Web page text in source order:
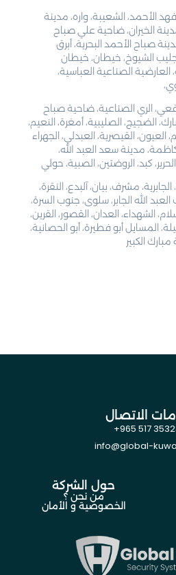
الأحمد، الشعيبة، واره، مدينة
الخيران، ضاحية علي صباح
صباح الأحمد البحرية، أبرق
جليب الشيوخ، خيطان، خيطان
العارضية الصناعية العباسية،
الري الصناعية، ضاحية صباح
الضجيج، الصليبية، أمغرة، النعيم،
العيون، القيصرية، العبدلي، الجهراء
مدينة سعد العبد الله،
كبد، الروضتين، الصبية، حولي
مشرف، بيان، آلبدع، النقرة،
الله الجابر، سلوى، جنوب السرة،
الشهداء، العدان، القصور، القرين،
المسايل أبو فطيرة، أبو الحصانية،
الكبير
الاتصال
+965 517
info@global-
حول الشركة
من نحن ؟
الخصوصية و الأمان